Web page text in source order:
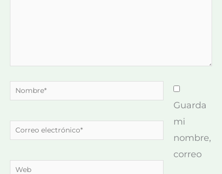
Nombre*
Correo
Web
Guarda
mi
nombre,
correo